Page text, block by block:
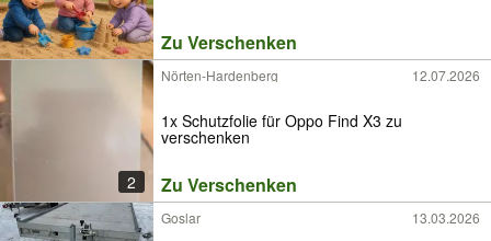
Zu Verschenken
2
Nörten-Hardenberg 12.07.2026
1x Schutzfolie für Oppo Find X3 zu
verschenken
Zu Verschenken
Goslar 13.03.2026